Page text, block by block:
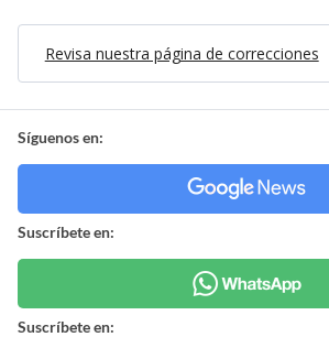
Revisa nuestra página de correcciones
Síguenos en:
Suscríbete en:
Suscríbete en: